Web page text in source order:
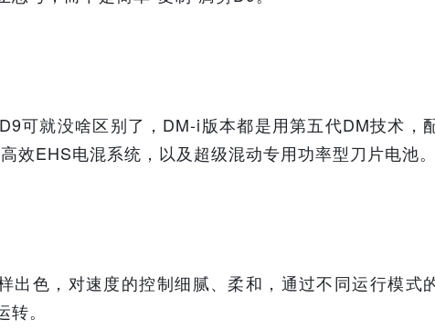
可就没啥区别了，DM-i版本都是用第五代DM技术，
EHS电混系统，以及超级混动专用功率型刀片电池。
出色，对速度的控制细腻、柔和，通过不同运行模式
。